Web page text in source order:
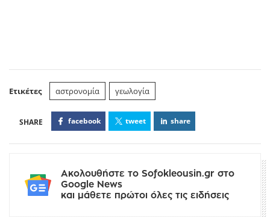
Ετικέτες αστρονομία γεωλογία
facebook tweet share
Ακολουθήστε το Sofokleousin.gr στο
Google News
και μάθετε πρώτοι όλες τις ειδήσεις